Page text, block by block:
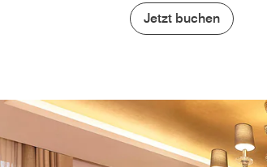
Jetzt buchen